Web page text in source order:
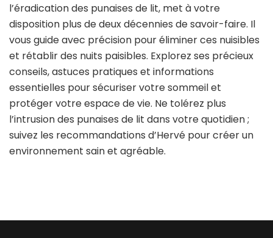
l’éradication des punaises de lit, met à votre
disposition plus de deux décennies de savoir-faire. Il
vous guide avec précision pour éliminer ces nuisibles
et rétablir des nuits paisibles. Explorez ses précieux
conseils, astuces pratiques et informations
essentielles pour sécuriser votre sommeil et
protéger votre espace de vie. Ne tolérez plus
l’intrusion des punaises de lit dans votre quotidien ;
suivez les recommandations d’Hervé pour créer un
environnement sain et agréable.